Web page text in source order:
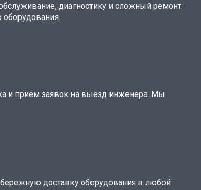
диагностику и сложный ремонт.
и прием заявок на выезд инженера. Мы
доставку оборудования в любой